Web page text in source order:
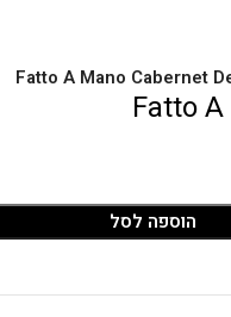
Fatto A Mano Cabernet
Fatto
הוספה לסל